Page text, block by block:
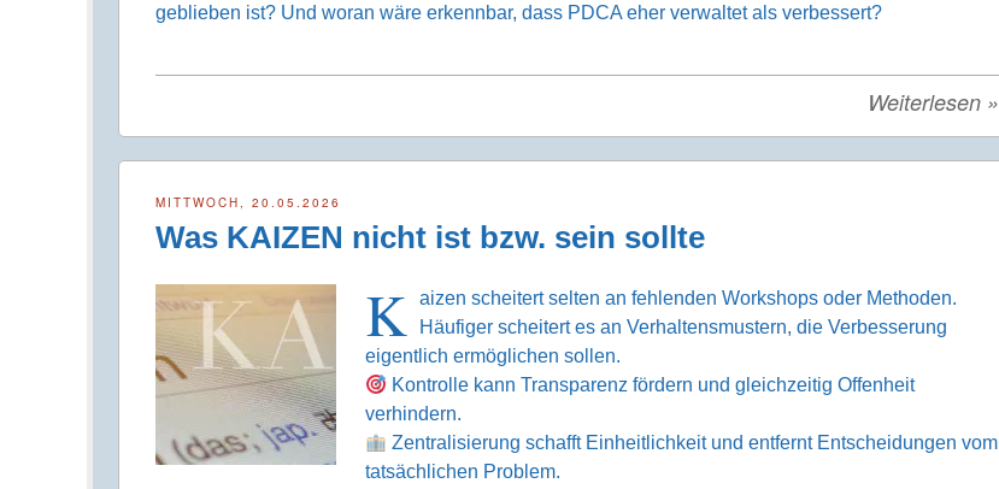
geblieben ist? Und woran wäre erkennbar, dass PDCA eher verwaltet als verbessert?
Weiterlesen »
MITTWOCH, 20.05.2026
Was KAIZEN nicht ist bzw. sein sollte
K aizen scheitert selten an fehlenden Workshops oder Methoden.
Häufiger scheitert es an Verhaltensmustern, die Verbesserung
eigentlich ermöglichen sollen.
Kontrolle kann Transparenz fördern und gleichzeitig Offenheit
verhindern.
Zentralisierung schafft Einheitlichkeit und entfernt Entscheidungen vom
tatsächlichen Problem.